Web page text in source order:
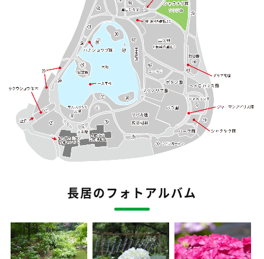
長居のフォトアルバム